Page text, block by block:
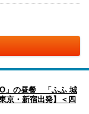
」の昼餐 「ふふ 城
京・新宿出発】＜四